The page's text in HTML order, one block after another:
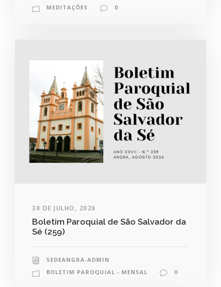
MEDITAÇÕES
0
30 DE JULHO, 2026
Boletim Paroquial de São Salvador da
Sé (259)
SEDEANGRA-ADMIN
BOLETIM PAROQUIAL - MENSAL
0